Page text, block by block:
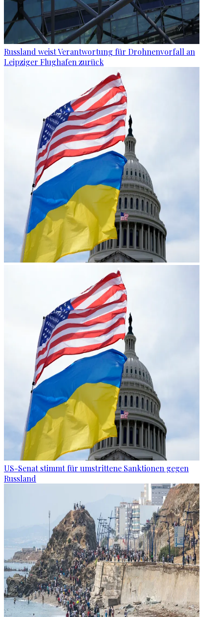
Russland weist Verantwortung für Drohnenvorfall an
Leipziger Flughafen zurück
US-Senat stimmt für umstrittene Sanktionen gegen
Russland